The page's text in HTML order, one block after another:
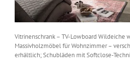
Vitrinenschrank – TV-Lowboard Wildeiche
Massivholzmöbel für Wohnzimmer –
erhältlich; Schubläden mit Softclose-